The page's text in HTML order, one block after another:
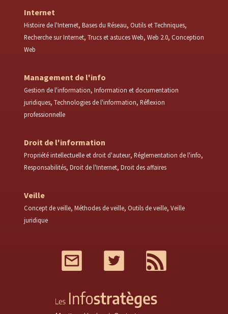
Internet
Histoire de l'Internet Bases du Réseau Outils et Techniques
Recherche sur Internet Trucs et astuces Web Web 2.0 Conception
Web
Management de l'info
Gestion de l'information Information et documentation
juridiques Technologies de l'information Réflexion
professionnelle
Droit de l'information
Propriété intellectuelle et droit d'auteur Réglementation de l'info
Responsabilités Droit de l'Internet Droit des affaires
Veille
Concept de veille Méthodes de veille Outils de veille Veille
juridique
Twitter